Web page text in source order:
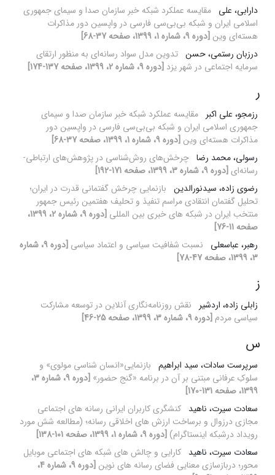
دارابی، علی مقایسه عملکرد شبکه خبر سازمان صدا و سیمای جمهوری
اسلامی ایران و شبکه بی‌بی‌سی فارسی در واپسین دور مذاکرات
هسته‌ای وین [دوره 9، شماره 1، 1399، صفحه 37-68]
درزبان رستمی، حسن تدوین مدل سواد رسانه‌ای به منظور ارتقای
سرمایه اجتماعی در شهر یزد [دوره 9، شماره 2، 1399، صفحه 137-174]
ر
رزمجو، علی اکبر مقایسه عملکرد شبکه خبر سازمان صدا و سیمای
جمهوری اسلامی ایران و شبکه بی‌بی‌سی فارسی در واپسین دور
مذاکرات هسته‌ای وین [دوره 9، شماره 1، 1399، صفحه 37-68]
رسولی، محمد رضا چرخش‌های روش‌شناسی در پژوهش‌های ارتباطی-
رسانه‌ای [دوره 9، شماره 3، 1399، صفحه 171-192]
رضوی زاده، سیدنورالدین بازنمایی چرخش گفتمانی قدرت در ایران؛
تحلیل گفتمان انتقادی مراسم تنفیذ و تحلیف هفتمین رئیس جمهور
منتخب ایران در شبکه های خبری بین المللی
[دوره 9، شماره 2، 1399،
صفحه 11-76]
رهبر، عباسعلی
نسبت شفافیت سیاسی و اعتماد سیاسی
[دوره 9، شماره
3، 1399، صفحه 47-78]
ز
زابلی زاده، اردشیر
نقش روزنامه‌نگاری آنلاین در توسعه مشارکت
سیاسی مردم [دوره 9، شماره 3، 1399، صفحه 25-46]
س
سرپرست سادات، سید ابراهیم بازنمایی«انسان شناسی مولوی» و
سلوکِ عرفانی مبتنی بر آن در برنامه «گنج حضور»
[دوره 9، شماره 3،
1399، صفحه 131-170]
سعادت سیرت، ناهید کنشگری کاربران ایرانی رسانه های اجتماعی
مجازی درزوال و برساخت ارزش های اخلاقی رسانه؛ (مطالعه شش مورد
رویداد درشبکه اینستاگرام) [دوره 9، شماره 1، 1399، صفحه 101-138]
سعادت سیرت، ناهید کارایی و چالش های شبکه های اجتماعی موبایل
محور؛ دربازسازی معنایی فضای رسانه های نوین
[دوره 9، شماره 4،